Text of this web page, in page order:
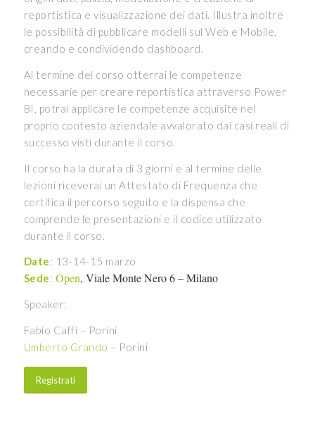
reportistica e visualizzazione dei dati. Illustra inoltre
le possibilità di pubblicare modelli sul Web e Mobile,
creando e condividendo dashboard.
Al termine del corso otterrai le competenze
necessarie per creare reportistica attraverso Power
BI, potrai applicare le competenze acquisite nel
proprio contesto aziendale avvalorato dai casi reali di
successo visti durante il corso.
Il corso ha la durata di 3 giorni e al termine delle
lezioni riceverai un Attestato di Frequenza che
certifica il percorso seguito e la dispensa che
comprende le presentazioni e il codice utilizzato
durante il corso.
Date: 13-14-15 marzo
Sede: Open, Viale Monte Nero 6 – Milano
Speaker:
Fabio Caffi – Porini
Umberto Grando – Porini
Registrati